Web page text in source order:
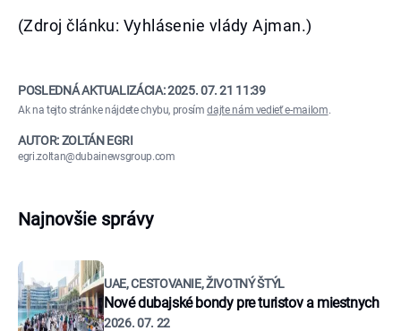
(Zdroj článku: Vyhlásenie vlády Ajman.)
POSLEDNÁ AKTUALIZÁCIA:2025. 07. 21 11:39
Ak na tejto stránke nájdete chybu, prosímdajte nám vedieť e-mailom.
AUTOR: ZOLTÁN EGRI
egri.zoltan@dubainewsgroup.com
Najnovšie správy
UAE, CESTOVANIE, ŽIVOTNÝ ŠTÝL
Nové dubajské bondy pre turistov a miestnych
2026. 07. 22